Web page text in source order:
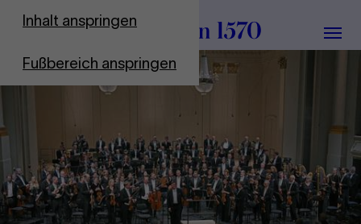
Inhalt anspringen
Fußbereich anspringen
Zur Startseite
Menü